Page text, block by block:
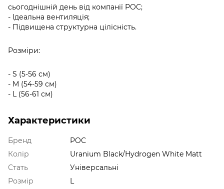
сьогоднішній день від компанії POC;
- Ідеальна вентиляція;
- Підвищена структурна цілісність.
Розміри:
- S (5-56 см)
- M (54-59 см)
- L (56-61 см)
Характеристики
Бренд
POC
Колір
Uranium Black/Hydrogen White Matt
Стать
Універсальні
Розмір
L